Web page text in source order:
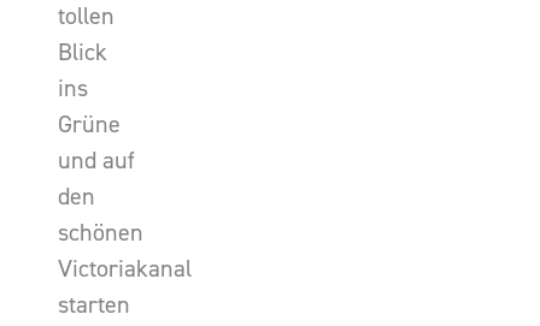
tollen
Blick
ins
Grüne
und auf
den
schönen
Victoriakanal
starten